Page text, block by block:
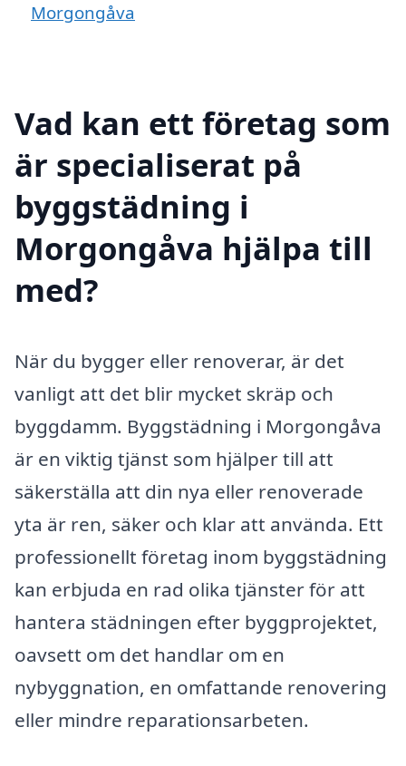
Morgongåva
Vad kan ett företag som
är specialiserat på
byggstädning i
Morgongåva hjälpa till
med?
När du bygger eller renoverar, är det
vanligt att det blir mycket skräp och
byggdamm. Byggstädning i Morgongåva
är en viktig tjänst som hjälper till att
säkerställa att din nya eller renoverade
yta är ren, säker och klar att använda. Ett
professionellt företag inom byggstädning
kan erbjuda en rad olika tjänster för att
hantera städningen efter byggprojektet,
oavsett om det handlar om en
nybyggnation, en omfattande renovering
eller mindre reparationsarbeten.